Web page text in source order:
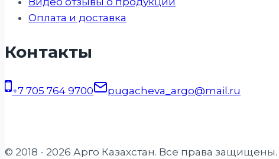
Оплата и доставка
Контакты
+7 705 764 9700 pugacheva_argo@mail.ru
© 2018 - 2026 Арго Казахстан. Все права защищены.